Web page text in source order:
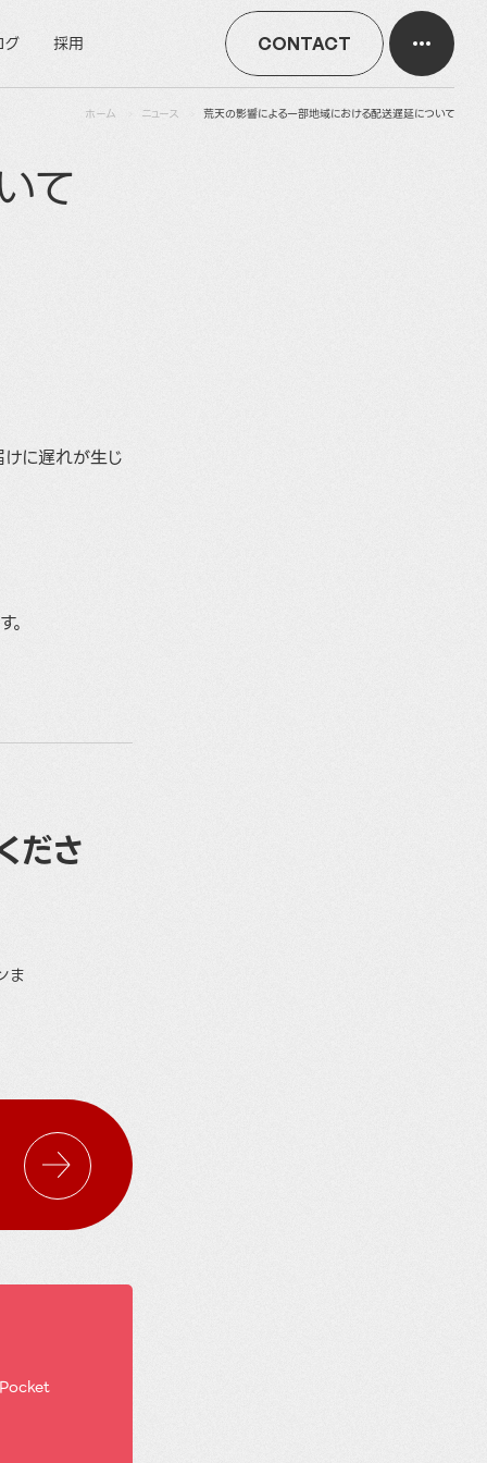
CONTACT
グ 採用
ホーム ニュース 荒天の影響による一部地域における配送遅延について
て
けに遅れが生じ
ださ
ま
Pocket